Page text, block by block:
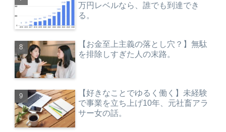
万円レベルなら、誰でも到達でき
る。
【お金至上主義の落とし穴？】無駄
を排除しすぎた人の末路。
【好きなことでゆるく働く】未経験
で事業を立ち上げ10年、元社畜アラ
サー女の話。